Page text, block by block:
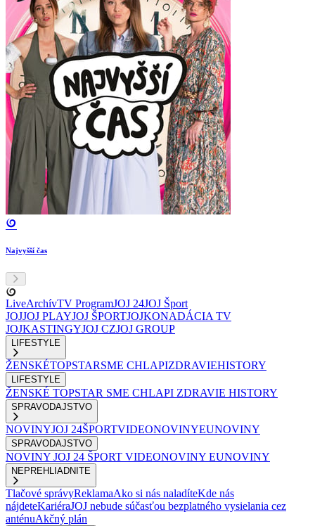
Najvyšší čas
LiveArchívTV ProgramJOJ 24JOJ Šport
JOJJOJ PLAYJOJ ŠPORTJOJKONADÁCIA TV
JOJKASTINGYJOJ CZJOJ GROUP
LIFESTYLE
ŽENSKÉTOPSTARSME CHLAPIZDRAVIEHISTORY
LIFESTYLE
ŽENSKÉ TOPSTAR SME CHLAPI ZDRAVIE HISTORY
SPRAVODAJSTVO
NOVINYJOJ 24ŠPORTVIDEONOVINYEUNOVINY
SPRAVODAJSTVO
NOVINY JOJ 24 ŠPORT VIDEONOVINY EUNOVINY
NEPREHLIADNITE
Tlačové správyReklamaAko si nás naladíteKde nás
nájdeteKariéraJOJ nebude súčasťou bezplatného vysielania cez
anténuAkčný plán